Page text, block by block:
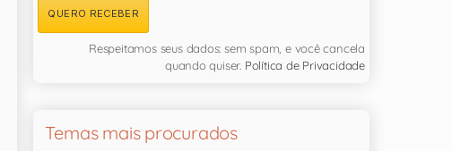
QUERO RECEBER
Respeitamos seus dados: sem spam, e você cancela
quando quiser. Política de Privacidade
Temas mais procurados